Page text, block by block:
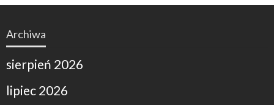
Archiwa
sierpień 2026
lipiec 2026